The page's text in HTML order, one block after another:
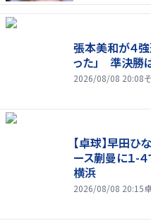
張本美和が４
った」 準決勝
2026/08/08 20:08
【卓球】早田
ース蒯曼に１-
横浜
2026/08/08 20:15